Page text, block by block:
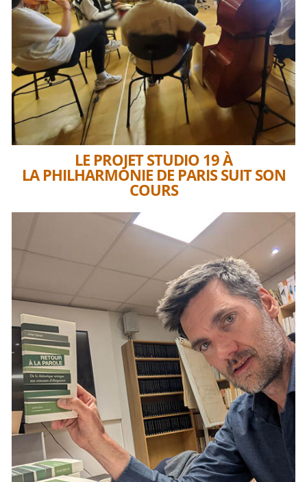
LE PROJET STUDIO 19 À
LA PHILHARMONIE DE PARIS SUIT SON
COURS